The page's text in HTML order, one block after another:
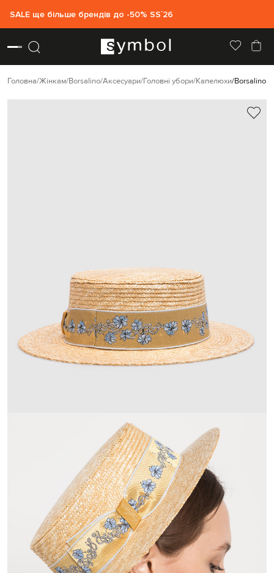
SALE ще більше брендів до -50% SS`26
Головна Жінкам Borsalino Аксесуари Головні убори Капелюхи Borsalino